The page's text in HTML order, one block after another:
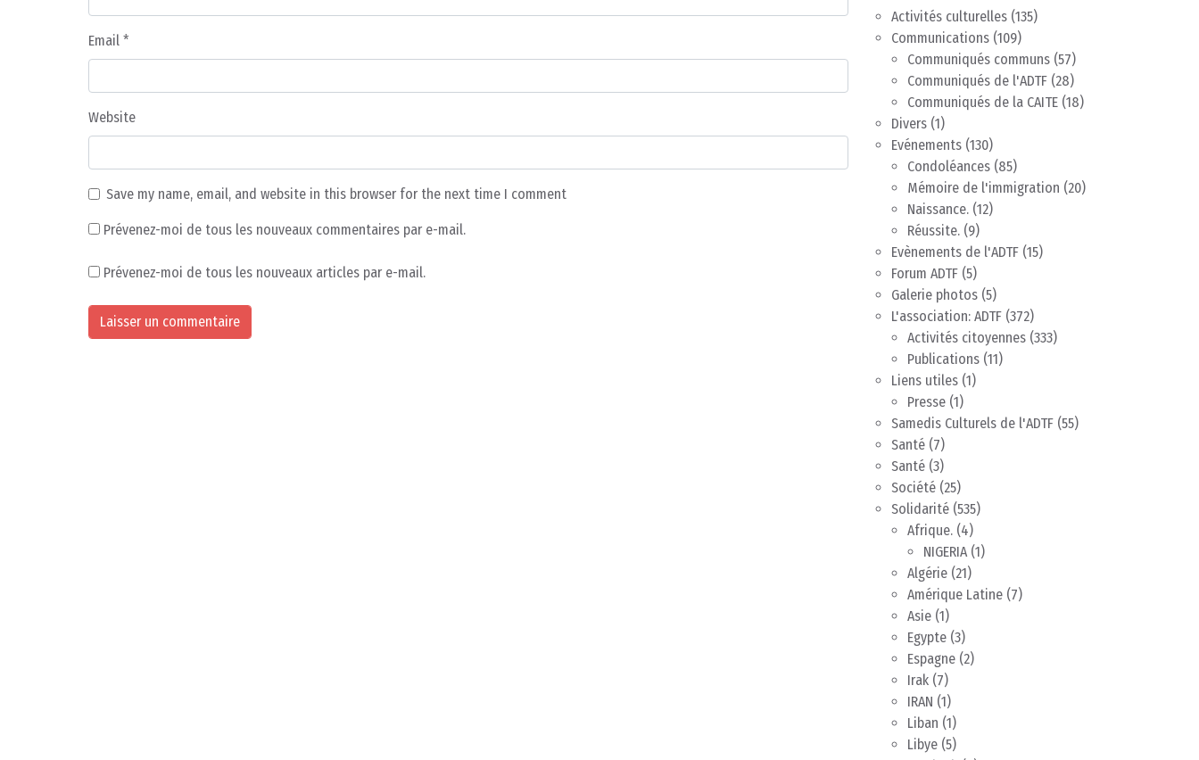
Email *
Website
Save my name, email, and website in this browser for the next time I comment
Prévenez-moi de tous les nouveaux commentaires par e-mail.
Prévenez-moi de tous les nouveaux articles par e-mail.
Activités culturelles (135)
Communications (109)
Communiqués communs (57)
Communiqués de l'ADTF (28)
Communiqués de la CAITE (18)
Divers (1)
Evénements (130)
Condoléances (85)
Mémoire de l'immigration (20)
Naissance. (12)
Réussite. (9)
Evènements de l'ADTF (15)
Forum ADTF (5)
Galerie photos (5)
L'association: ADTF (372)
Activités citoyennes (333)
Publications (11)
Liens utiles (1)
Presse (1)
Samedis Culturels de l'ADTF (55)
Santé (7)
Santé (3)
Société (25)
Solidarité (535)
Afrique. (4)
NIGERIA(1)
Algérie (21)
Amérique Latine (7)
Asie (1)
Egypte (3)
Espagne (2)
Irak (7)
IRAN (1)
Liban (1)
Libye (5)